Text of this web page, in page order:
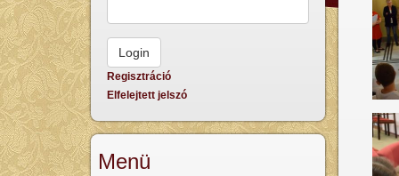
Regisztráció
Elfelejtett jelszó
Menü